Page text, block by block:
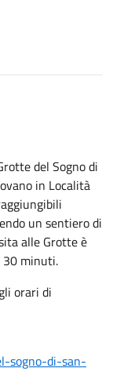
del Sogno di
in Località
un sentiero di
alle Grotte è
30 minuti.
orari di
sogno-di-san-